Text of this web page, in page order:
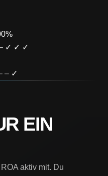
✓ ✓ ✓
– ✓
EIN
aktiv mit. Du